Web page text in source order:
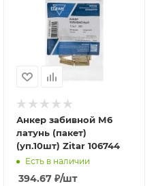
Анкер забивной М6
латунь (пакет)
(уп.10шт) Zitar 106744
Есть в наличии
394.67₽/шт